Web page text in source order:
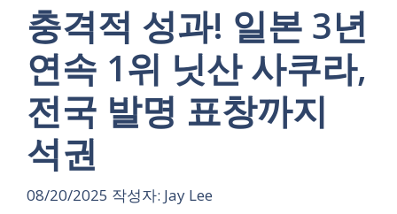
충격적 성과! 일본 3년
연속 1위 닛산 사쿠라,
전국 발명 표창까지
석권
08/20/2025 작성자: Jay Lee